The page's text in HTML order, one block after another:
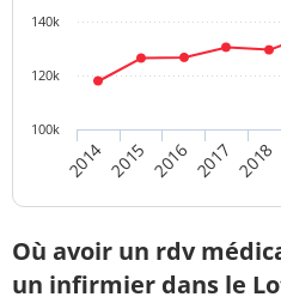
2014 2015 2016 2017 2018
100k
120k
140k
Où avoir un rdv
un infirmier dans le